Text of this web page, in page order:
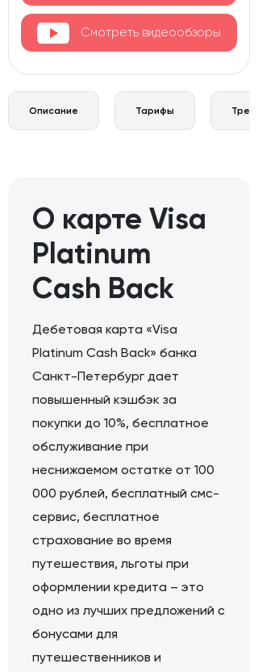
Смотреть видеообзоры
Описание Тарифы
О карте Visa
Platinum
Cash Back
Дебетовая карта «Visa
Platinum Cash Back» банка
Санкт-Петербург дает
повышенный кэшбэк за
покупки до 10%, бесплатное
обслуживание при
неснижаемом остатке от 100
000 рублей, бесплатный смс-
сервис, бесплатное
страхование во время
путешествия, льготы при
оформлении кредита – это
одно из лучших предложений с
бонусами для
путешественников и